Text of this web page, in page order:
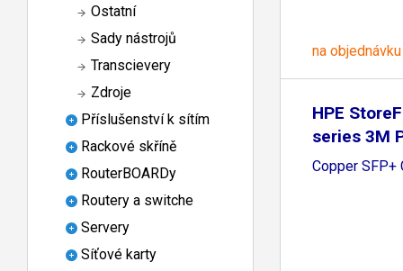
Ostatní
Sady nástrojů
Transcievery
Zdroje
Příslušenství k sítím
Rackové skříně
RouterBOARDy
Routery a switche
Servery
Síťové karty
na objednávku
HPE
series 3M
Copper SFP+